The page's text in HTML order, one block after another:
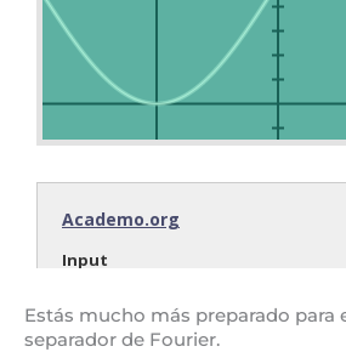
Estás mucho más preparado para
separador de Fourier.